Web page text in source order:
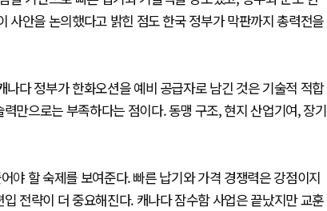
사안을 논의했다고 밝힌 점도 한국 정부가 막판까지 총력전을
다 정부가 한화오션을 예비 공급자로 남긴 것은 기술적 적합
만으로는 부족하다는 점이다. 동맹 구조, 현지 산업기여, 장기
야 할 숙제를 보여준다. 빠른 납기와 가격 경쟁력은 강점이지
전략이 더 중요해진다. 캐나다 잠수함 사업은 끝났지만 교훈